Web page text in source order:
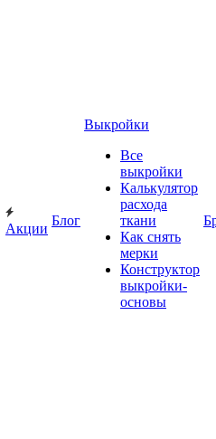
Акции
Блог
Выкройки
Все
выкройки
Калькулятор
расхода
ткани
Как снять
мерки
Конструктор
выкройки-
основы